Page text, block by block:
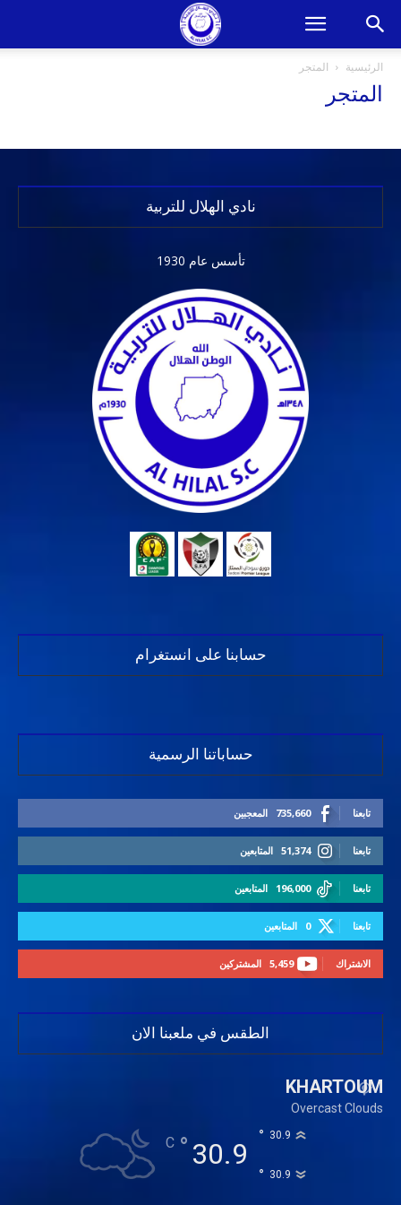
الرئيسية المتجر
المتجر
نادي الهلال للتربية
تأسس عام 1930
حسابنا على انستغرام
حساباتنا الرسمية
735,660 المعجبين تابعنا
51,374 المتابعين تابعنا
196,000 المتابعين تابعنا
0 المتابعين تابعنا
5,459 المشتركين الاشتراك
الطقس في ملعبنا الان
KHARTOUM
Overcast Clouds
30.9
°
C 30.9
°
30.9
°